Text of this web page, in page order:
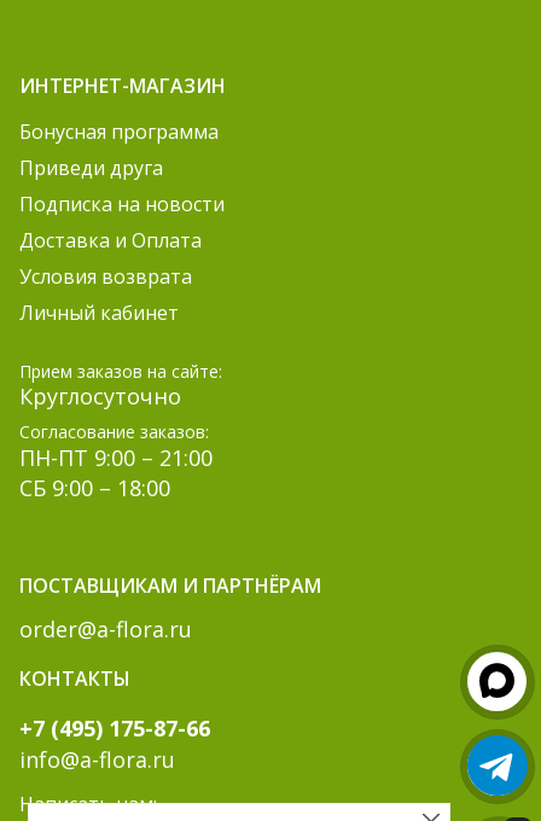
ИНТЕРНЕТ-МАГАЗИН
Бонусная программа
Приведи друга
Подписка на новости
Доставка и Оплата
Условия возврата
Личный кабинет
Прием заказов на сайте:
Круглосуточно
Согласование заказов:
ПН-ПТ 9:00 – 21:00
СБ 9:00 – 18:00
ПОСТАВЩИКАМ И ПАРТНЁРАМ
order@a-flora.ru
КОНТАКТЫ
+7 (495) 175-87-66
info@a-flora.ru
Написать нам: